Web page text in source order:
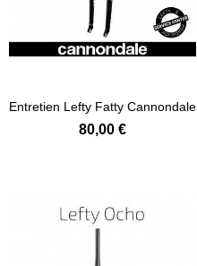
Entretien Lefty Fatty Cannondale
80,00 €